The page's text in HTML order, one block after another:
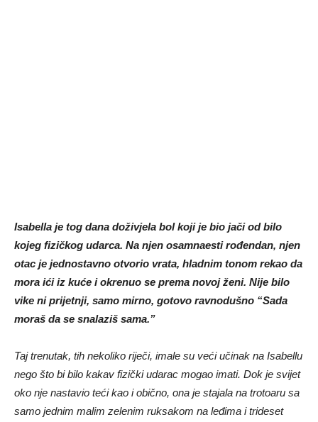
Isabella je tog dana doživjela bol koji je bio jači od bilo
kojeg fizičkog udarca. Na njen osamnaesti rođendan, njen
otac je jednostavno otvorio vrata, hladnim tonom rekao da
mora ići iz kuće i okrenuo se prema novoj ženi. Nije bilo
vike ni prijetnji, samo mirno, gotovo ravnodušno “Sada
moraš da se snalaziš sama.”
Taj trenutak, tih nekoliko riječi, imale su veći učinak na Isabellu
nego što bi bilo kakav fizički udarac mogao imati. Dok je svijet
oko nje nastavio teći kao i obično, ona je stajala na trotoaru sa
samo jednim malim zelenim ruksakom na leđima i trideset